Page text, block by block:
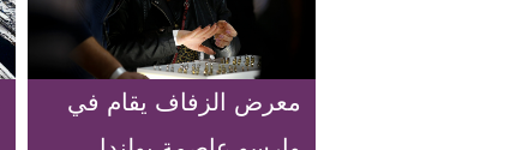
معرض الزفاف يقام في